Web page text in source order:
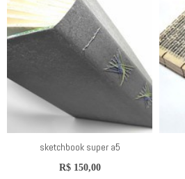
sketchbook super a5
R$ 150,00